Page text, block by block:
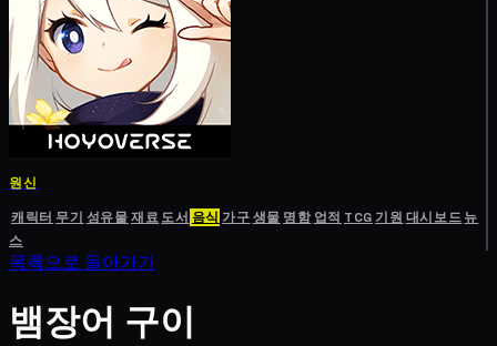
원신
캐릭터 무기 성유물재료도서 음식 가구생물 명함 업적 TCG기원 대시보드뉴
스
목록으로 돌아가기
뱀장어 구이